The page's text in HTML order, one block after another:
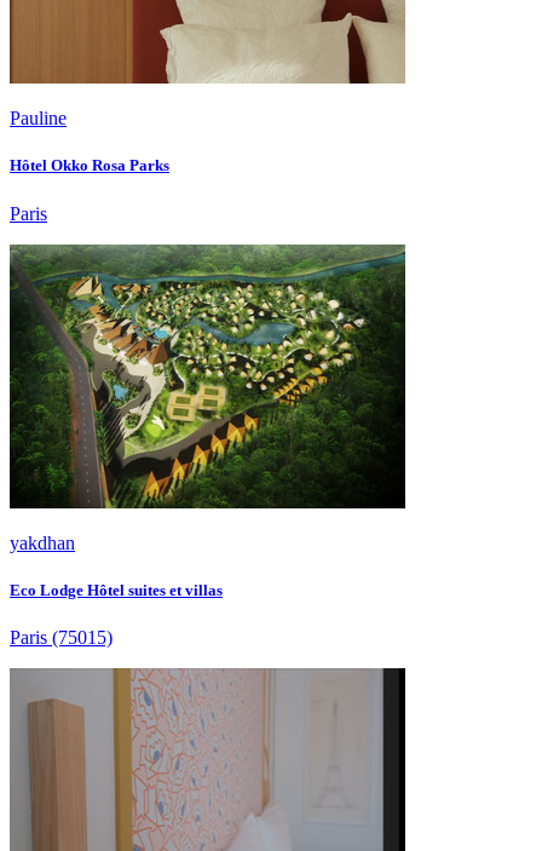
Pauline
Hôtel Okko Rosa Parks
Paris
yakdhan
Eco Lodge Hôtel suites et villas
Paris (75015)